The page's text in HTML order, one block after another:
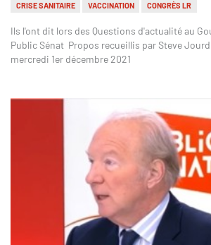
CRISE SANITAIRE VACCINATION CONGRÈS LR
Ils l'ont dit lors des Questions d'actualité au
Public Sénat Propos recueillis par Steve
mercredi 1er décembre 2021